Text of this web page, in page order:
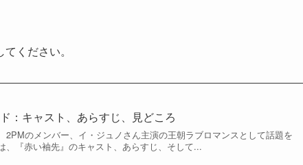
ください。
：キャスト、あらすじ、見どころ
2PMのメンバー、イ・ジュノさん主演の王朝ラブロマンスとして話題を
、『赤い袖先』のキャスト、あらすじ、そして...